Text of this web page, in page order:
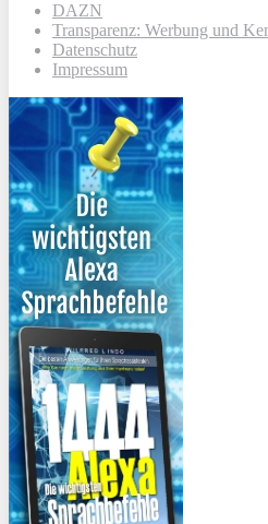
DAZN
Transparenz: Werbung und
Datenschutz
Impressum